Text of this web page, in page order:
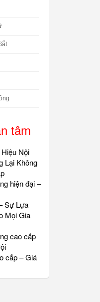
tâm
Nội
Lại Không
hiện đại –
Sự Lựa
Mọi Gia
cao cấp
cấp – Giá